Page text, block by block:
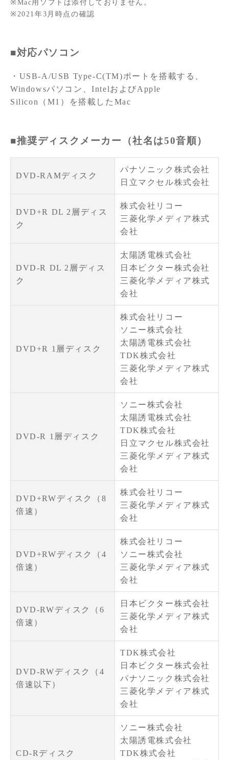
※Mac用ソフトは添付しておりません。
※2021年3月時点の確認
■対応パソコン
・USB-A/USB Type-C(TM)ポートを搭載する、
Windowsパソコン、IntelおよびApple
Silicon（M1）を搭載したMac
■推奨ディスクメーカー（社名は50音順）
DVD-RAMディスク
パナソニック株式会社
日立マクセル株式会社
DVD+R DL 2層ディス
ク
株式会社リコー
三菱化学メディア株式
会社
DVD-R DL 2層ディス
ク
太陽誘電株式会社
日本ビクター株式会社
三菱化学メディア株式
会社
DVD+R 1層ディスク
株式会社リコー
ソニー株式会社
太陽誘電株式会社
TDK株式会社
三菱化学メディア株式
会社
DVD-R 1層ディスク
ソニー株式会社
太陽誘電株式会社
TDK株式会社
日立マクセル株式会社
三菱化学メディア株式
会社
DVD+RWディスク（8
倍速）
株式会社リコー
三菱化学メディア株式
会社
DVD+RWディスク（4
倍速）
株式会社リコー
ソニー株式会社
三菱化学メディア株式
会社
DVD-RWディスク（6
倍速）
日本ビクター株式会社
三菱化学メディア株式
会社
DVD-RWディスク（4
倍速以下）
TDK株式会社
日本ビクター株式会社
パナソニック株式会社
三菱化学メディア株式
会社
CD-Rディスク
ソニー株式会社
太陽誘電株式会社
TDK株式会社